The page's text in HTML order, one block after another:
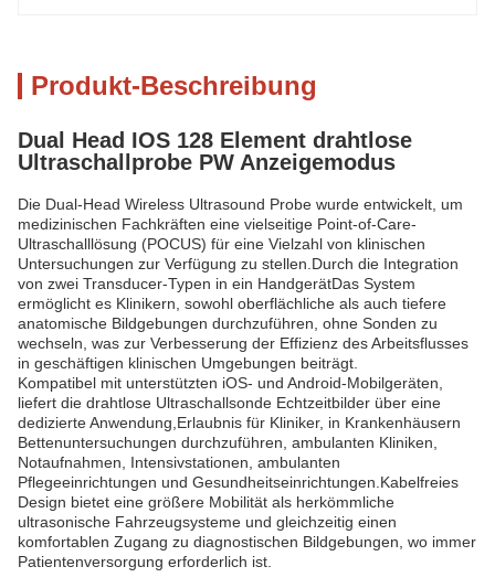
Produkt-Beschreibung
Dual Head IOS 128 Element drahtlose
Ultraschallprobe PW Anzeigemodus
Die Dual-Head Wireless Ultrasound Probe wurde entwickelt, um
medizinischen Fachkräften eine vielseitige Point-of-Care-
Ultraschalllösung (POCUS) für eine Vielzahl von klinischen
Untersuchungen zur Verfügung zu stellen.Durch die Integration
von zwei Transducer-Typen in ein HandgerätDas System
ermöglicht es Klinikern, sowohl oberflächliche als auch tiefere
anatomische Bildgebungen durchzuführen, ohne Sonden zu
wechseln, was zur Verbesserung der Effizienz des Arbeitsflusses
in geschäftigen klinischen Umgebungen beiträgt.
Kompatibel mit unterstützten iOS- und Android-Mobilgeräten,
liefert die drahtlose Ultraschallsonde Echtzeitbilder über eine
dedizierte Anwendung,Erlaubnis für Kliniker, in Krankenhäusern
Bettenuntersuchungen durchzuführen, ambulanten Kliniken,
Notaufnahmen, Intensivstationen, ambulanten
Pflegeeinrichtungen und Gesundheitseinrichtungen.Kabelfreies
Design bietet eine größere Mobilität als herkömmliche
ultrasonische Fahrzeugsysteme und gleichzeitig einen
komfortablen Zugang zu diagnostischen Bildgebungen, wo immer
Patientenversorgung erforderlich ist.